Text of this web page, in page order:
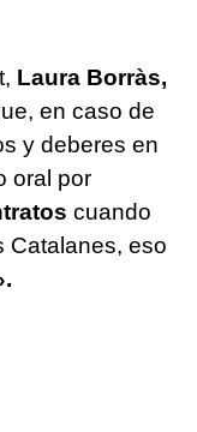
Laura Borràs,
en caso de
y deberes en
oral por
cuando
Catalanes, eso